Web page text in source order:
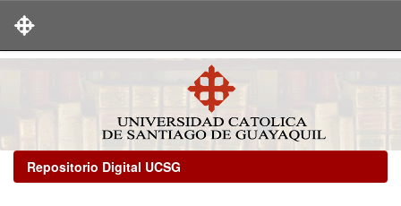
Repositorio Digital UCSG